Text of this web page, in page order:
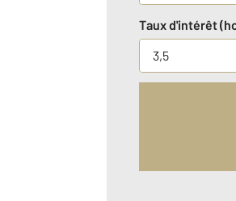
Taux d'intérêt